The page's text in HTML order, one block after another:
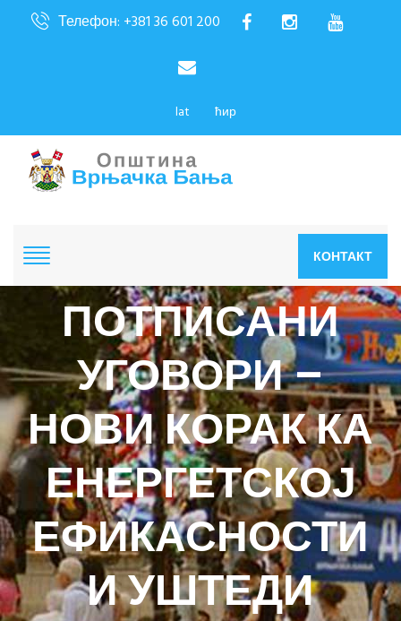
Телефон: +381 36 601 200
lat ћир
КОНТАКТ
ПОТПИСАНИ
УГОВОРИ –
НОВИ КОРАК КА
ЕНЕРГЕТСКОЈ
ЕФИКАСНОСТИ
И УШТЕДИ